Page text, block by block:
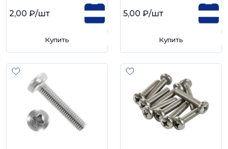
2,00 ₽/шт
Купить
5,00 ₽/шт
Купить